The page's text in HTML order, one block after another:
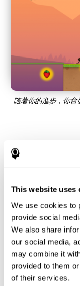
This website uses
We use cookies to
provide social
We also share
our social media,
may combine it
provided to them
of their services.
隨著你的進步，你會
是什麼讓「
歷史
目標。 CogniFit 的神
讓螞蟻到達蟻丘。 準
益智遊戲「
認知能力？
CogniFit 的螞蟻逃亡
訓練這種模式可以幫
復減弱或受損的認知功